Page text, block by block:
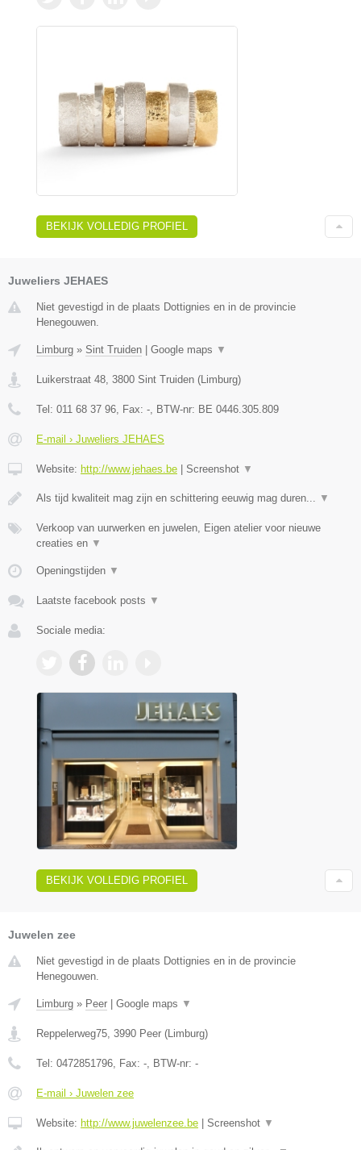
BEKIJK VOLLEDIG PROFIEL
Juweliers JEHAES
Niet gevestigd in de plaats Dottignies en in de provincie
Henegouwen.
Limburg » Sint Truiden Google maps ▼
Luikerstraat 48 3800 Sint Truiden ( Limburg)
Tel: 011 68 37 96 , Fax: - , BTW-nr: BE 0446.305.809
E-mail › Juweliers JEHAES
Website: http://www.jehaes.be Screenshot ▼
Als tijd kwaliteit mag zijn en schittering eeuwig mag duren... ▼
Verkoop van uurwerken en juwelen, Eigen atelier voor nieuwe
creaties en ▼
Openingstijden ▼
Laatste facebook posts ▼
Sociale media:
BEKIJK VOLLEDIG PROFIEL
Juwelen zee
Niet gevestigd in de plaats Dottignies en in de provincie
Henegouwen.
Limburg » Peer Google maps ▼
Reppelerweg75, 3990 Peer (Limburg)
Tel: 0472851796, Fax: -, BTW-nr: -
E-mail › Juwelen zee
Website: http://www.juwelenzee.be Screenshot ▼